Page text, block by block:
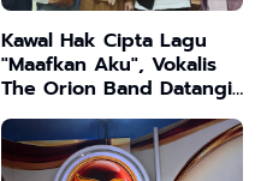
Kawal Hak Cipta Lagu
"Maafkan Aku", Vokalis
The Orion Band Datangi
Disporabudpar dan
Dorong Musisi Sampang